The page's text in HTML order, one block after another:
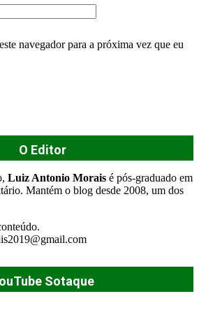
navegador para a próxima vez que eu
O Editor
Luiz Antonio Morais é pós-graduado em
Mantém o blog desde 2008, um dos
Sotaque